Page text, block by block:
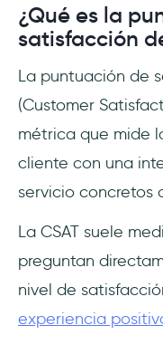
¿Qué es la
satisfacción
La puntuación de
(Customer
métrica que mide
cliente con una
servicio concretos
La CSAT suele
preguntan
nivel de
experiencia